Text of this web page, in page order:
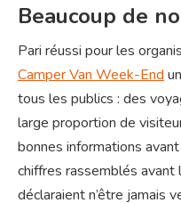
Beaucoup de
Pari réussi pour les
Camper Van Week-End
tous les publics : des
large proportion de
bonnes informations
chiffres rassemblés avant
déclaraient n’être jamais